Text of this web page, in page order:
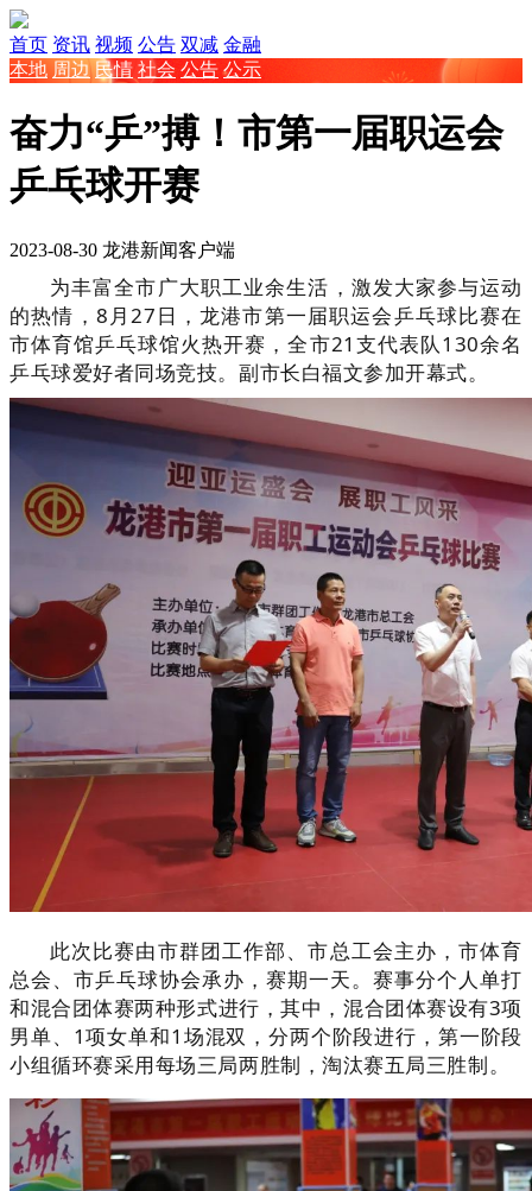
首页 资讯 视频 公告 双减 金融
本地 周边 民情 社会 公告 公示
奋力“乒”搏！市第一届职运会
乒乓球开赛
2023-08-30 龙港新闻客户端
为丰富全市广大职工业余生活，激发大家参与运动
的热情，8月27日，龙港市第一届职运会乒乓球比赛在
市体育馆乒乓球馆火热开赛，全市21支代表队130余名
乒乓球爱好者同场竞技。副市长白福文参加开幕式。
此次比赛由市群团工作部、市总工会主办，市体育
总会、市乒乓球协会承办，赛期一天。赛事分个人单打
和混合团体赛两种形式进行，其中，混合团体赛设有3项
男单、1项女单和1场混双，分两个阶段进行，第一阶段
小组循环赛采用每场三局两胜制，淘汰赛五局三胜制。